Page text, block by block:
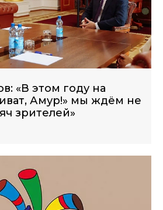
«В этом году на
Амур!» мы ждём не
зрителей»